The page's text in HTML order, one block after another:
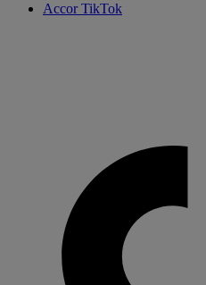
Accor TikTok